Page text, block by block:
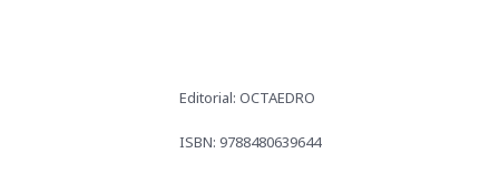
Editorial: OCTAEDRO
ISBN: 9788480639644